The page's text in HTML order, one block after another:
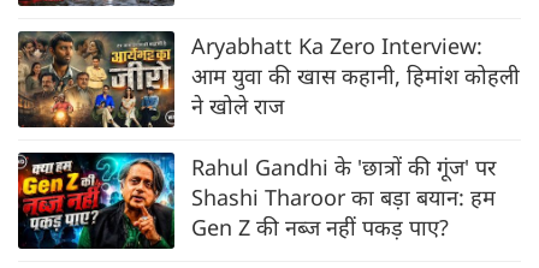
Aryabhatt Ka Zero Interview:
आम युवा की खास कहानी, हिमांश कोहली
ने खोले राज
Rahul Gandhi के 'छात्रों की गूंज' पर
Shashi Tharoor का बड़ा बयान: हम
Gen Z की नब्ज नहीं पकड़ पाए?